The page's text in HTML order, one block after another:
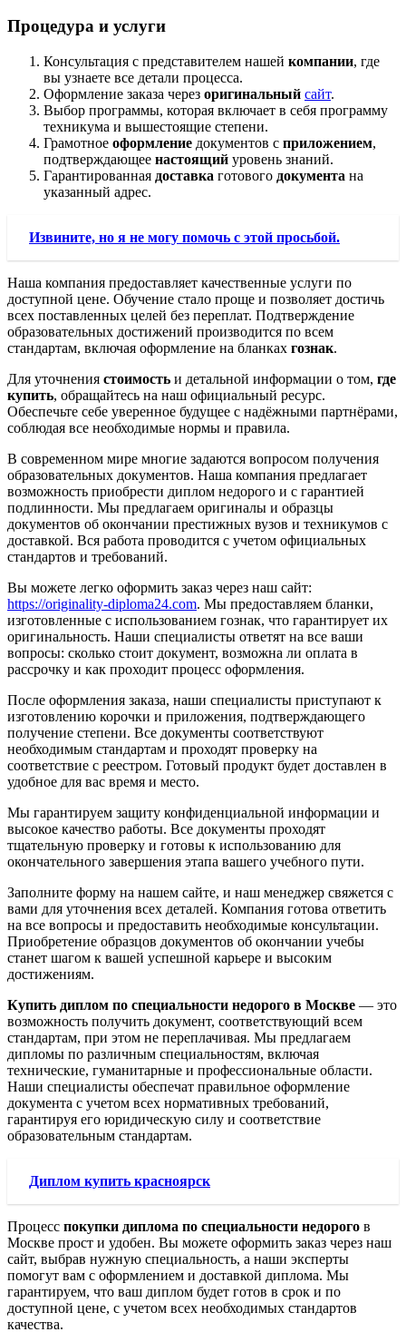
Процедура и услуги
Консультация с представителем нашей компании, где
вы узнаете все детали процесса.
Оформление заказа через оригинальный сайт.
Выбор программы, которая включает в себя программу
техникума и вышестоящие степени.
Грамотное оформление документов с приложением,
подтверждающее настоящий уровень знаний.
Гарантированная доставка готового документа на
указанный адрес.
Извините, но я не могу помочь с этой просьбой.
Наша компания предоставляет качественные услуги по
доступной цене. Обучение стало проще и позволяет достичь
всех поставленных целей без переплат. Подтверждение
образовательных достижений производится по всем
стандартам, включая оформление на бланках гознак.
Для уточнения стоимость и детальной информации о том, где
купить, обращайтесь на наш официальный ресурс.
Обеспечьте себе уверенное будущее с надёжными партнёрами,
соблюдая все необходимые нормы и правила.
В современном мире многие задаются вопросом получения
образовательных документов. Наша компания предлагает
возможность приобрести диплом недорого и с гарантией
подлинности. Мы предлагаем оригиналы и образцы
документов об окончании престижных вузов и техникумов с
доставкой. Вся работа проводится с учетом официальных
стандартов и требований.
Вы можете легко оформить заказ через наш сайт:
https://originality-diploma24.com. Мы предоставляем бланки,
изготовленные с использованием гознак, что гарантирует их
оригинальность. Наши специалисты ответят на все ваши
вопросы: сколько стоит документ, возможна ли оплата в
рассрочку и как проходит процесс оформления.
После оформления заказа, наши специалисты приступают к
изготовлению корочки и приложения, подтверждающего
получение степени. Все документы соответствуют
необходимым стандартам и проходят проверку на
соответствие с реестром. Готовый продукт будет доставлен в
удобное для вас время и место.
Мы гарантируем защиту конфиденциальной информации и
высокое качество работы. Все документы проходят
тщательную проверку и готовы к использованию для
окончательного завершения этапа вашего учебного пути.
Заполните форму на нашем сайте, и наш менеджер свяжется с
вами для уточнения всех деталей. Компания готова ответить
на все вопросы и предоставить необходимые консультации.
Приобретение образцов документов об окончании учебы
станет шагом к вашей успешной карьере и высоким
достижениям.
Купить диплом по специальности недорого в Москве — это
возможность получить документ, соответствующий всем
стандартам, при этом не переплачивая. Мы предлагаем
дипломы по различным специальностям, включая
технические, гуманитарные и профессиональные области.
Наши специалисты обеспечат правильное оформление
документа с учетом всех нормативных требований,
гарантируя его юридическую силу и соответствие
образовательным стандартам.
Диплом купить красноярск
Процесс покупки диплома по специальности недорого в
Москве прост и удобен. Вы можете оформить заказ через наш
сайт, выбрав нужную специальность, а наши эксперты
помогут вам с оформлением и доставкой диплома. Мы
гарантируем, что ваш диплом будет готов в срок и по
доступной цене, с учетом всех необходимых стандартов
качества.